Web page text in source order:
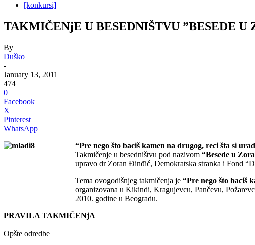
[konkursi]
TAKMIČENjE U BESEDNIŠTVU ”BESEDE U
By
Duško
-
January 13, 2011
474
0
Facebook
X
Pinterest
WhatsApp
“Pre nego što baciš kamen na drugog, reci šta si
Takmičenje u besedništvu pod nazivom “Besede u
upravo dr Zoran Đinđić, Demokratska stranka i Fond
Tema ovogodišnjeg takmičenja je “Pre nego što baciš
organizovana u Kikindi, Kragujevcu, Pančevu,
2010. godine u Beogradu.
PRAVILA TAKMIČENjA
Opšte odredbe